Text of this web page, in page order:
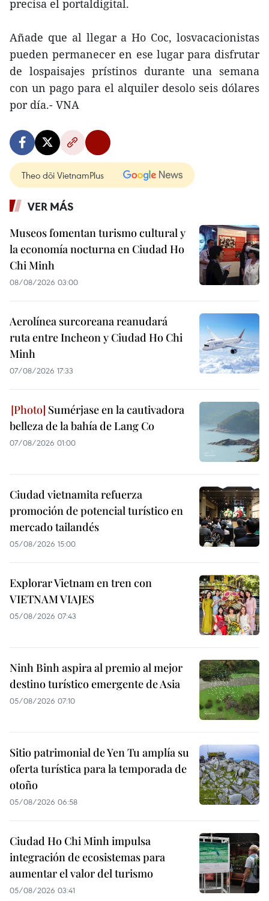
precisa el portaldigital.
Añade que al llegar a Ho Coc, losvacacionistas
pueden permanecer en ese lugar para disfrutar
de lospaisajes prístinos durante una semana
con un pago para el alquiler desolo seis dólares
por día.- VNA
Theo dõi VietnamPlus
VER MÁS
Museos fomentan turismo cultural y
la economía nocturna en Ciudad Ho
Chi Minh
08/08/2026 03:00
Aerolínea surcoreana reanudará
ruta entre Incheon y Ciudad Ho Chi
Minh
07/08/2026 17:33
Sumérjase en la cautivadora
belleza de la bahía de Lang Co
07/08/2026 01:00
Ciudad vietnamita refuerza
promoción de potencial turístico en
mercado tailandés
05/08/2026 15:00
Explorar Vietnam en tren con
VIETNAM VIAJES
05/08/2026 07:43
Ninh Binh aspira al premio al mejor
destino turístico emergente de Asia
05/08/2026 07:10
Sitio patrimonial de Yen Tu amplía su
oferta turística para la temporada de
otoño
05/08/2026 06:58
Ciudad Ho Chi Minh impulsa
integración de ecosistemas para
aumentar el valor del turismo
05/08/2026 03:41